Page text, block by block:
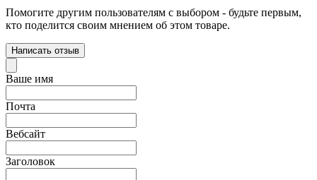
Помогите другим пользователям с выбором - будьте первым,
кто поделится своим мнением об этом товаре.
Написать отзыв
Ваше имя
Почта
Вебсайт
Заголовок